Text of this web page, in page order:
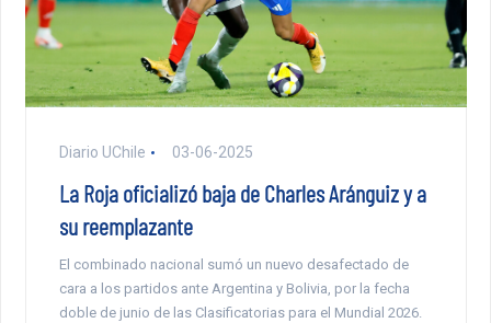
Diario UChile 03-06-2025
La Roja oficializó baja de Charles Aránguiz y a
su reemplazante
El combinado nacional sumó un nuevo desafectado de
cara a los partidos ante Argentina y Bolivia, por la fecha
doble de junio de las Clasificatorias para el Mundial 2026.